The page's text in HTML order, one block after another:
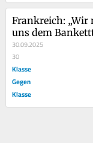
Frankreich: „Wir
uns dem
an dem sie wie die
Schweine fressen“
30.09.2025
30
Klasse
Gegen
Klasse